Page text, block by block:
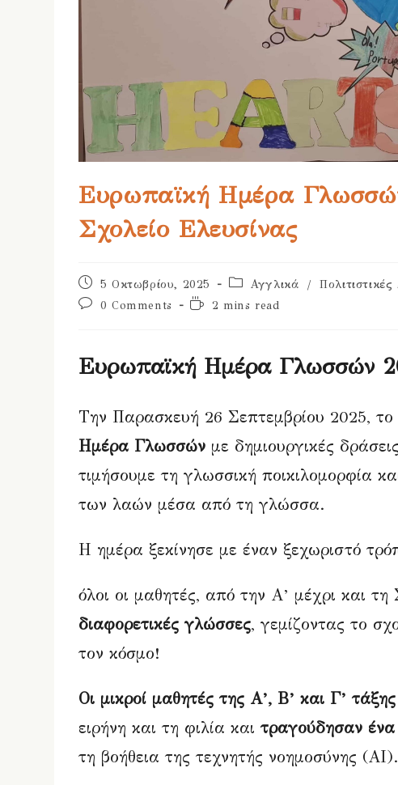
Ευρωπαϊκή Ημέρα
Σχολείο Ελευσίνας
Post
published:
5 Οκτωβρίου, 2025
PostΑγγλικά /
Post0 Comments
Reading2 mins read
Ευρωπαϊκή Ημέρα Γλωσσών
Την Παρασκευή 26 Σεπτεμβρίου 2025, το
Ημέρα Γλωσσών με δημιουργικές
τιμήσουμε τη γλωσσική ποικιλομορφία
των λαών μέσα από τη γλώσσα.
Η ημέρα ξεκίνησε με έναν ξεχωριστό
όλοι οι μαθητές, από την Α’ μέχρι και τη
διαφορετικές γλώσσες, γεμίζοντας το
τον κόσμο!
Οι μικροί μαθητές της Α’, Β’ και Γ’ τάξης
ειρήνη και τη φιλία καιτραγούδησαν
τη βοήθεια της τεχνητής νοημοσύνης (ΑΙ).